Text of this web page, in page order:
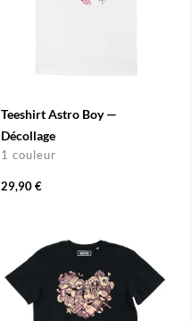
Teeshirt Astro Boy —
Décollage
1 couleur
29,90 €